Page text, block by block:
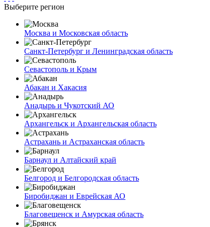
Выберите регион
Москва и Московская область
Санкт-Петербург и Ленинградская область
Севастополь и Крым
Абакан и Хакасия
Анадырь и Чукотский АО
Архангельск и Архангельская область
Астрахань и Астраханская область
Барнаул и Алтайский край
Белгород и Белгородская область
Биробиджан и Еврейская АО
Благовещенск и Амурская область